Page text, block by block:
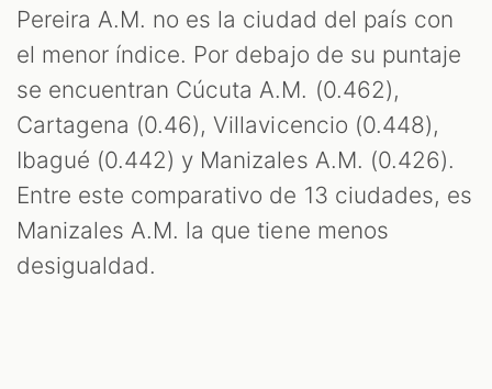
Pereira A.M. no es la ciudad del país con
el menor índice. Por debajo de su puntaje
se encuentran Cúcuta A.M. (0.462),
Cartagena (0.46), Villavicencio (0.448),
Ibagué (0.442) y Manizales A.M. (0.426).
Entre este comparativo de 13 ciudades, es
Manizales A.M. la que tiene menos
desigualdad.